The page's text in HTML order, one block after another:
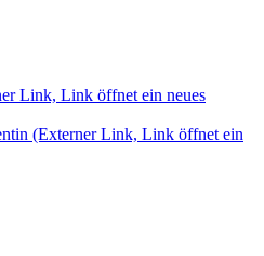
Link, Link öffnet ein neues
(Externer Link, Link öffnet ein